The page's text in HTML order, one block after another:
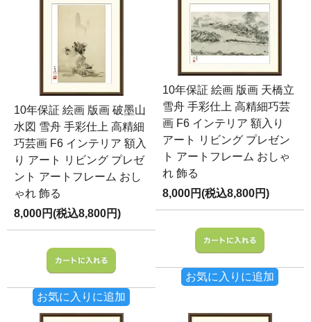
10年保証 絵画 版画 破墨山
水図 雪舟 手彩仕上 高精細
巧芸画 F6 インテリア 額入
り アート リビング プレゼ
ント アートフレーム おし
ゃれ 飾る
8,000円(税込8,800円)
お気に入りに追加
10年保証 絵画 版画 天橋立
雪舟 手彩仕上 高精細巧芸
画 F6 インテリア 額入り
アート リビング プレゼン
ト アートフレーム おしゃ
れ 飾る
8,000円(税込8,800円)
お気に入りに追加